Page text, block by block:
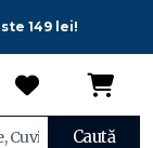
149 lei!
Caută